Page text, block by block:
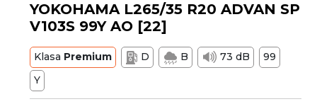
YOKOHAMA L265/35 R20 ADVAN SP
V103S 99Y AO [22]
Klasa Premium D B 73 dB
99
Y